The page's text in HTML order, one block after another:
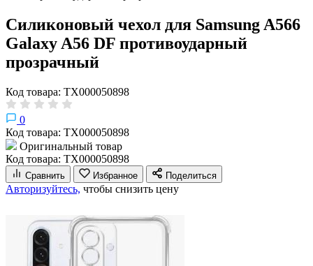
Силиконовый чехол для Samsung A566
Galaxy A56 DF противоударный
прозрачный
Код товара: ТХ000050898
0
Код товара: ТХ000050898
Оригинальный товар
Код товара: ТХ000050898
Сравнить Избранное Поделиться
Авторизуйтесь, чтобы снизить цену